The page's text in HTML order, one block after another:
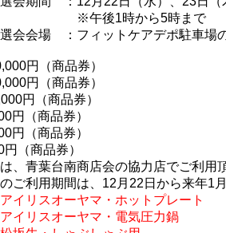
1時から5時まで
会会場 ：フィットケアデポ駐車場
円（商品券）
円（商品券）
円（商品券）
円（商品券）
円（商品券）
（商品券）
青葉台南商店会の協力店でご利用
利用期間は、12月22日から来年1
アイリスオーヤマ・ホットプレート
アイリスオーヤマ・電気圧力鍋